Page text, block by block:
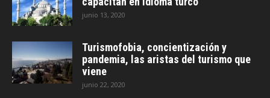
junio 13, 2020
Turismofobia, concientización y
pandemia, las aristas del turismo que
viene
junio 22, 2020